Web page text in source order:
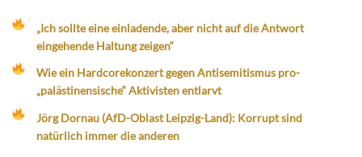
„Ich sollte eine einladende, aber nicht auf die Antwort
eingehende Haltung zeigen“
Wie ein Hardcorekonzert gegen Antisemitismus pro-
„palästinensische“ Aktivisten entlarvt
Jörg Dornau (AfD-Oblast Leipzig-Land): Korrupt sind
natürlich immer die anderen